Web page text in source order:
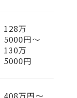
128万
5000円～
130万
5000円
408万円～